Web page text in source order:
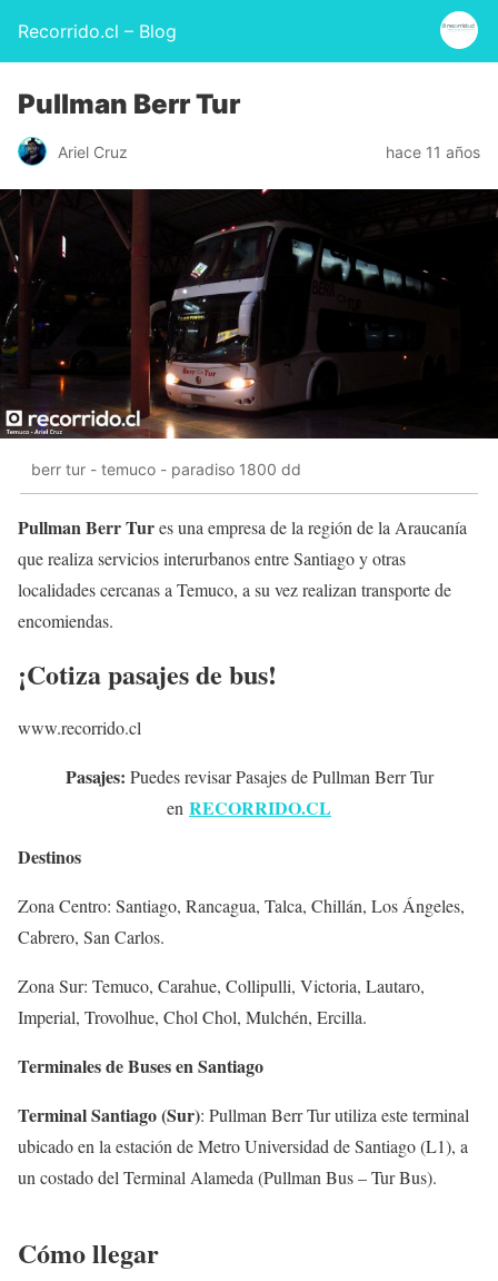
Recorrido.cl – Blog
Pullman Berr Tur
Ariel Cruz hace 11 años
berr tur - temuco - paradiso 1800 dd
Pullman Berr Tures una empresa de la región de la Araucanía
que realiza servicios interurbanos entre Santiago y otras
localidades cercanas a Temuco, a su vez realizan transporte de
encomiendas.
¡Cotiza pasajes de bus!
www.recorrido.cl
Pasajes: Puedes revisar Pasajes de Pullman Berr Tur
en RECORRIDO.CL
Destinos
Zona Centro: Santiago, Rancagua, Talca, Chillán, Los Ángeles,
Cabrero, San Carlos.
Zona Sur: Temuco, Carahue, Collipulli, Victoria, Lautaro,
Imperial, Trovolhue, Chol Chol, Mulchén, Ercilla.
Terminales de Buses en Santiago
Terminal Santiago (Sur): Pullman Berr Tur utiliza este terminal
ubicado en la estación de Metro Universidad de Santiago (L1), a
un costado del Terminal Alameda (Pullman Bus – Tur Bus).
Cómo llegar